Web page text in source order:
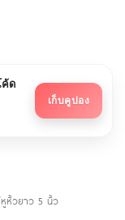
ค้ด
เก็บคูปอง
หิ้วยาว 5 นิ้ว